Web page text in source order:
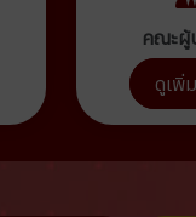
คณะผู้
ดูเพิ่